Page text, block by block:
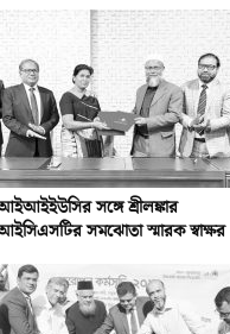
সঙ্গে শ্রীলঙ্কার
সমঝোতা স্মারক স্বাক্ষর